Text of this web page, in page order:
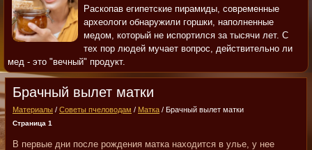
Раскопав египетские пирамиды, современные
археологи обнаружили горшки, наполненные
медом, который не испортился за тысячи лет. С
тех пор людей мучает вопрос, действительно ли
мед - это "вечный" продукт.
Брачный вылет матки
Материалы / Советы пчеловодам / Матка / Брачный вылет матки
Страница 1
В первые дни после рождения матка находится в улье, у нее